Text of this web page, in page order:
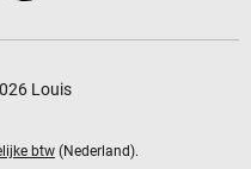
Louis
btw (Nederland).